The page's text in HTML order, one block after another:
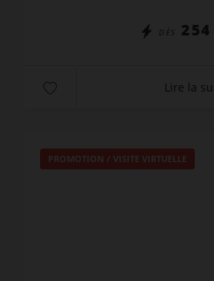
DÈS 254
Lire la
PROMOTION / VISITE VIRTUELLE